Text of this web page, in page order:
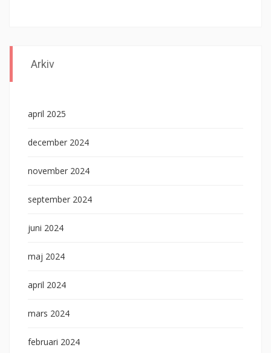
Arkiv
april 2025
december 2024
november 2024
september 2024
juni 2024
maj 2024
april 2024
mars 2024
februari 2024